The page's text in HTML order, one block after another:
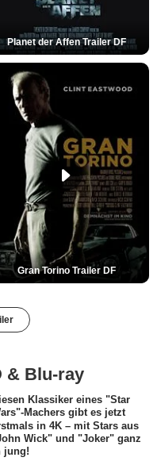
Planet der Affen Trailer DF
Gran Torino Trailer DF
& Blu-ray
Klassiker eines "Star
Machers gibt es jetzt
in 4K – mit Stars aus
Wick" und "Joker" ganz
jung!